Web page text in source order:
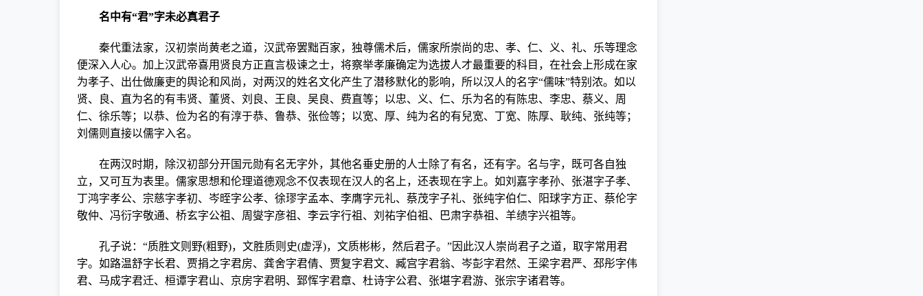
名中有“君”字未必真君子
秦代重法家，汉初崇尚黄老之道，汉武帝罢黜百家，独尊儒术后，儒家所崇尚的忠、孝、仁、义、礼、乐等理念
便深入人心。加上汉武帝喜用贤良方正直言极谏之士，将察举孝廉确定为选拔人才最重要的科目，在社会上形成在家
为孝子、出仕做廉吏的舆论和风尚，对两汉的姓名文化产生了潜移默化的影响，所以汉人的名字“儒味”特别浓。如以
贤、良、直为名的有韦贤、董贤、刘良、王良、吴良、费直等；以忠、义、仁、乐为名的有陈忠、李忠、蔡义、周
仁、徐乐等；以恭、俭为名的有淳于恭、鲁恭、张俭等；以宽、厚、纯为名的有兒宽、丁宽、陈厚、耿纯、张纯等；
刘儒则直接以儒字入名。
在两汉时期，除汉初部分开国元勋有名无字外，其他名垂史册的人士除了有名，还有字。名与字，既可各自独
立，又可互为表里。儒家思想和伦理道德观念不仅表现在汉人的名上，还表现在字上。如刘嘉字孝孙、张湛字子孝、
丁鸿字孝公、宗慈字孝初、岑晊字公孝、徐璆字孟本、李膺字元礼、蔡茂字子礼、张纯字伯仁、阳球字方正、蔡伦字
敬仲、冯衍字敬通、桥玄字公祖、周燮字彦祖、李云字行祖、刘祐字伯祖、巴肃字恭祖、羊绩字兴祖等。
孔子说：“质胜文则野(粗野)，文胜质则史(虚浮)，文质彬彬，然后君子。”因此汉人崇尚君子之道，取字常用君
字。如路温舒字长君、贾捐之字君房、龚舍字君倩、贾复字君文、臧宫字君翁、岑彭字君然、王梁字君严、邳彤字伟
君、马成字君迁、桓谭字君山、京房字君明、郅恽字君章、杜诗字公君、张堪字君游、张宗字诸君等。